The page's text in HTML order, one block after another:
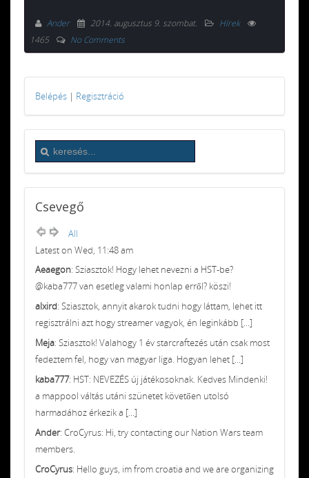
Ander 2014. augusztus 9. szombat.
Hírek
1465
No Comments
Belépés | Regisztráció
Csevegő
All
Latest on Wed, 11:48 am
Aeaegon: Sziasztok! Hogy lehet nevezni a HST-be?
@kaba777 van esetleg valami honlap erről? köszi!
alxird: Sziasztok, annyit akarok tudni hogy láttam, lehet itt
regisztrálni azt hogy streamer vagyok, én leginkább [...]
Meja: Sziasztok! Valahogy 1 év starcraftezés után csak most
fedeztem fel, hogy van magyar liga. Hogyan lehet [...]
kaba777: HST: NEVEZÉS új játékosoknak. Kedves Mindenki!
a mappool váltás utáni szünetet követően utolsó
harmadához érkezik a [...]
Ander: CroCyrus: Hi, try contacting our Nation Wars team
members.
CroCyrus: Hello guys, im from croatia and we are organizing